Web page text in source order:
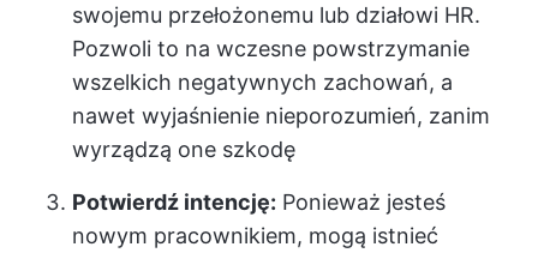
swojemu przełożonemu lub działowi HR.
Pozwoli to na wczesne powstrzymanie
wszelkich negatywnych zachowań, a
nawet wyjaśnienie nieporozumień, zanim
wyrządzą one szkodę
Potwierdź intencję: Ponieważ jesteś
nowym pracownikiem, mogą istnieć